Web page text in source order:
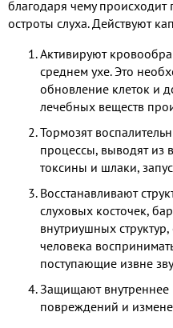
благодаря чему происходит
остроты слуха. Действуют
Активируют
среднем ухе. Это
обновление клеток и
лечебных веществ
Тормозят
процессы, выводят из
токсины и шлаки,
Восстанавливают
слуховых косточек,
внутриушных
человека
поступающие извне
Защищают внутреннее
повреждений и